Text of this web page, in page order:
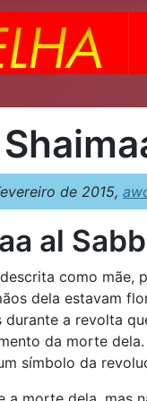
de 2015,
al
como mãe,
dela estavam
a revolta
da morte
símbolo da